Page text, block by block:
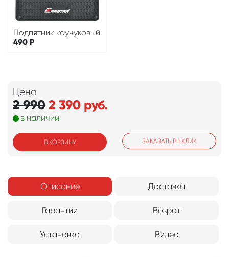
Подпятник каучуковый
490 Р
Цена
2 9902 390 руб.
в наличии
В КОРЗИНУ ЗАКАЗАТЬ В 1 КЛИК
Описание Доставка
Гарантии Возрат
Установка Видео